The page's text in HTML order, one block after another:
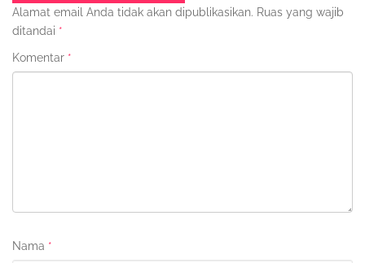
Alamat email Anda tidak akan dipublikasikan. Ruas yang wajib
ditandai *
Komentar *
Nama *